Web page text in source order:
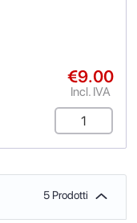
€9.00
Incl. IVA
5 Prodotti